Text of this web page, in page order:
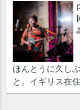
ほんとうに久し
と。イギリス在